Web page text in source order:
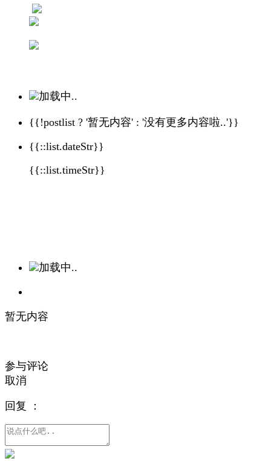
加载中..
{{!postlist ? '暂无内容' : '没有更多内容啦..'}}
{{::list.dateStr}}
{{::list.timeStr}}
加载中..
暂无内容
参与评论
取消
回复 ：